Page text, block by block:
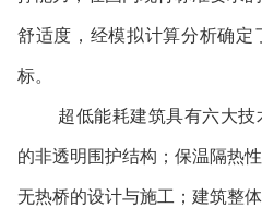
舒适度，经模拟计算分析确定
标。
超低能耗建筑具有六大
的非透明围护结构；保温隔热
无热桥的设计与施工；建筑整